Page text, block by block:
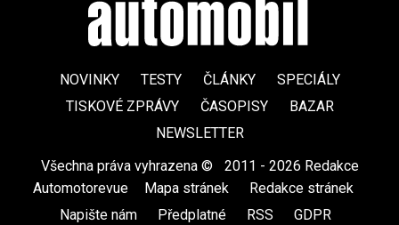
NOVINKY TESTY ČLÁNKY
SPECIÁLY
TISKOVÉ ZPRÁVY
ČASOPISY
BAZAR
NEWSLETTER
Všechna práva vyhrazena ©
2011 - 2026 Redakce
Automotorevue
Mapa stránek Redakce stránek
Napište nám
Předplatné RSS GDPR